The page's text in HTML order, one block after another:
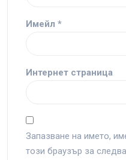
Имейл *
Интернет страница
Запазване на името,
този браузър за